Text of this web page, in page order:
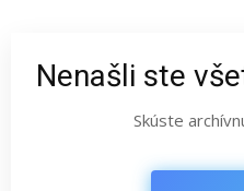
Nenašli ste
Skúste